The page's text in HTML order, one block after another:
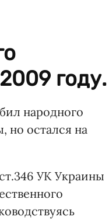
году.
народного
но остался на
УК Украины